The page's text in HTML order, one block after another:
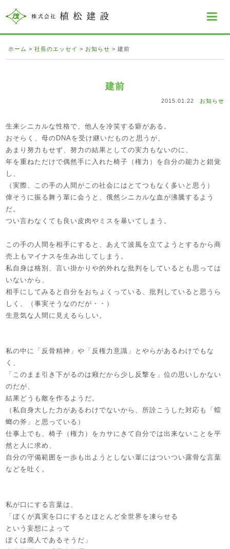
ホーム >社長のエッセイ > お知らせ >建前
建前
2015.01.22 お知らせ
生来シニカルな性格で、他人を冷笑する癖がある。
おそらく、母のDNAを受け継いだものと思うが、
あまり努力もせず、努力の結果としての実力もないのに、
年を重ねただけで偶然手に入れた椅子（権力）を自分の能力と錯覚
し、
（実際、この手の人間がこの社会にはとてつもなく多いと思う）
偉そうに振る舞う輩に会うと、俄然シニカルな血が沸騰するよう
だ。
つい言わなくても良い皮肉やミスを暴いてしまう。
この手の人間を相手にすると、あえて波風を立てようとするから商
売上もマイナスを生み出してしまう。
私自身は格別、言い掛かりや的外れな批判をしているとも思っては
いないから、
相手にしてみると自分をおちょくっている、批判していると思うら
しく、（事実そうなのだが・・）
生意気な人間に見えるらしい。
私の中に「反骨精神」や「反権力意識」とやらがあるわけでもな
く、
「このまま引き下がるのは癪だから少し反撃を」位の思いしかない
のだが、
結果どうも敵を作るようだ。
（私自身大した力があるわけでないから、所詮こうした対応も「蟷
螂の斧」と思っている）
仕事上でも、椅子（権力）をカサにきて自分では出来ないことを平
然と人に求め、
自分の守備範囲を一歩も出ようとしない輩にはついつい露骨な言葉
などを吐く。
私が口にする言葉は、
「ぼくが真実を口にするとほとんど全世界を凍らせる
という妄想によって
ぼくは廃人であるそうだ」